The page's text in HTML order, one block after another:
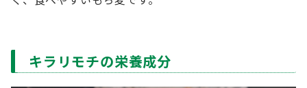
キラリモチの栄養成分